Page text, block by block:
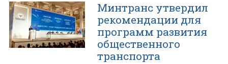
Минтранс утвердил
рекомендации для
программ развития
общественного
транспорта